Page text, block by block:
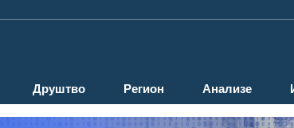
Друштво Регион Анализе